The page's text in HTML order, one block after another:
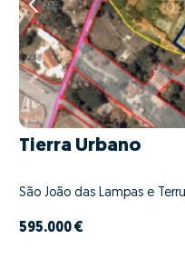
Tierra Urbano
São João das Lampas e
595.000 €